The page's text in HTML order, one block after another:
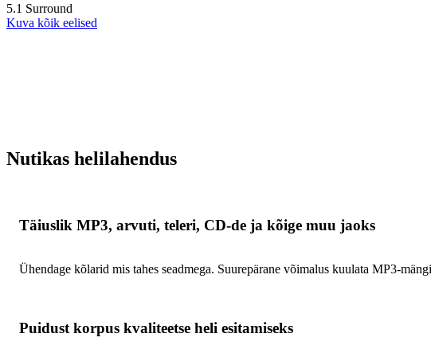
5.1 Surround
Kuva kõik eelised
Nutikas helilahendus
Täiuslik MP3, arvuti, teleri, CD-de ja kõige muu jaoks
Ühendage kõlarid mis tahes seadmega. Suurepärane võimalus kuulata MP3-
Puidust korpus kvaliteetse heli esitamiseks